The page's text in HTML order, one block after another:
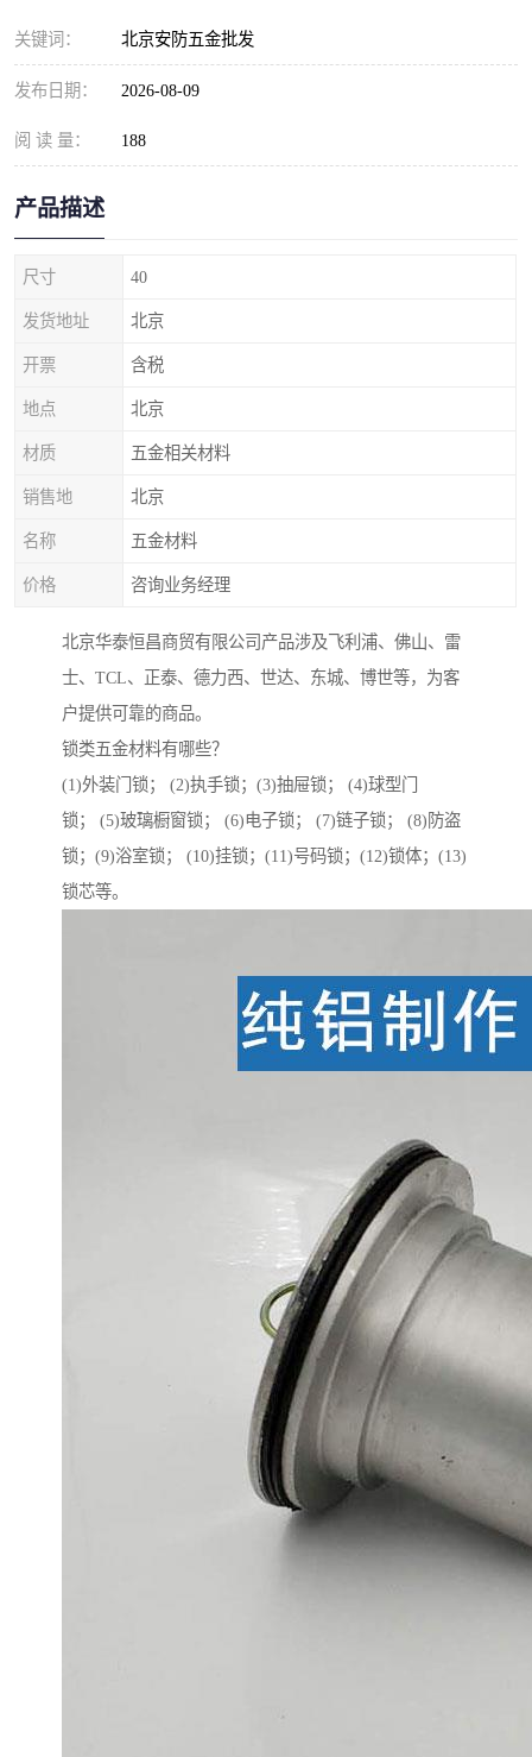
关键词： 北京安防五金批发
发布日期： 2026-08-09
阅 读 量： 188
产品描述
尺寸 40
发货地址 北京
开票 含税
地点 北京
材质 五金相关材料
销售地 北京
名称 五金材料
价格 咨询业务经理
北京华泰恒昌商贸有限公司产品涉及飞利浦、佛山、雷
士、TCL、正泰、德力西、世达、东城、博世等，为客
户提供可靠的商品。
锁类五金材料有哪些？
(1)外装门锁； (2)执手锁；(3)抽屉锁； (4)球型门
锁； (5)玻璃橱窗锁； (6)电子锁； (7)链子锁； (8)防盗
锁；(9)浴室锁； (10)挂锁；(11)号码锁；(12)锁体；(13)
锁芯等。